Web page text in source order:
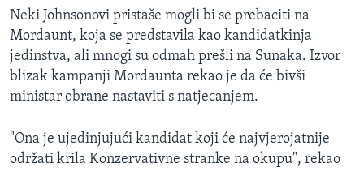
Neki Johnsonovi pristaše mogli bi se prebaciti na
Mordaunt, koja se predstavila kao kandidatkinja
jedinstva, ali mnogi su odmah prešli na Sunaka. Izvor
blizak kampanji Mordaunta rekao je da će bivši
ministar obrane nastaviti s natjecanjem.
"Ona je ujedinjujući kandidat koji će najvjerojatnije
održati krila Konzervativne stranke na okupu", rekao